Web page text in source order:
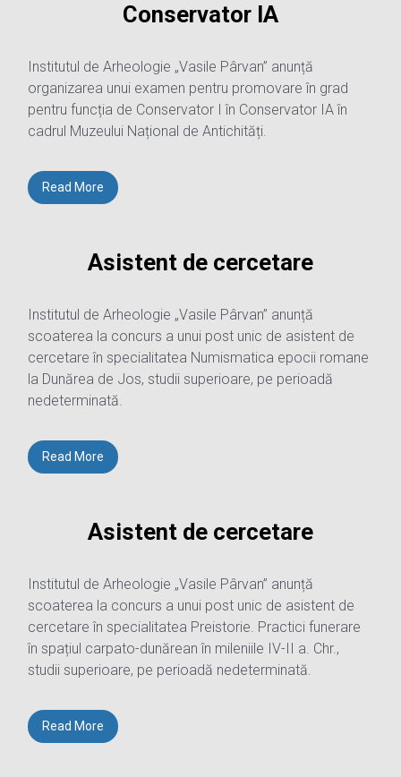
Conservator IA
Institutul de Arheologie „Vasile Pârvan” anunță
organizarea unui examen pentru promovare în grad
pentru funcția de Conservator I în Conservator IA în
cadrul Muzeului Național de Antichități.
Read More
Asistent de cercetare
Institutul de Arheologie „Vasile Pârvan” anunță
scoaterea la concurs a unui post unic de asistent de
cercetare în specialitatea Numismatica epocii romane
la Dunărea de Jos, studii superioare, pe perioadă
nedeterminată.
Read More
Asistent de cercetare
Institutul de Arheologie „Vasile Pârvan” anunță
scoaterea la concurs a unui post unic de asistent de
cercetare în specialitatea Preistorie. Practici funerare
în spațiul carpato-dunărean în mileniile IV-II a. Chr.,
studii superioare, pe perioadă nedeterminată.
Read More